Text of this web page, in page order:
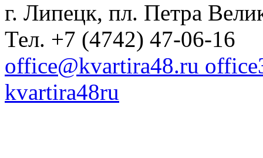
г. Липецк, пл. Петра
Тел. +7 (4742) 47-06-16
office@kvartira48.ru
kvartira48ru